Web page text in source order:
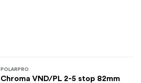
POLARPRO
Chroma VND/PL 2-5 stop 82mm